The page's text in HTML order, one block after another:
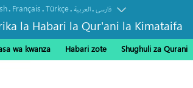
. Français.Türkçe. العربیة.فارسی
la Habari la Qur'ani la Kimataifa
wa kwanza Habari zote Shughuli za Qurani